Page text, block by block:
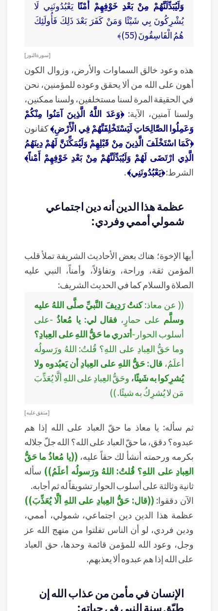
وَلَيُبَدِّلَنَّهُمْ مِنْ بَعْدِ خَوْفِهِمْ أَمْنًايَعْبُدُونَنِي لَا
يُشْرِكُونَ بِي شَيْئًا وَمَنْ كَفَرَ بَعْدَ ذَلِكَ فَأُولَئِكَ
هُمُ الْفَاسِقُونَ (55)﴾
[ سورة النور ]
هذه وعود خالق السماوات والأرض، وزوال الكون
أهون على الله من ألا يحقق وعوده للمؤمنين، نحن
في الحقيقة المرة لسنا مستخلفين، ولسنا ممكنين،
ولسنا آمنين، الآية: ﴿وَعَدَ اللَّهُ الَّذِينَ آمَنُوا مِنْكُمْ
وَعَمِلُوا الصَّالِحَاتِ لَيَسْتَخْلِفَنَّهُمْ فِي الْأَرْضِ﴾كقانون
﴿كَمَا اسْتَخْلَفَ الَّذِينَ مِنْ قَبْلِهِمْ وَلَيُمَكِّنَنَّ لَهُمْ دِينَهُمُ
الَّذِي ارْتَضَى لَهُمْ وَلَيُبَدِّلَنَّهُمْ مِنْ بَعْدِ خَوْفِهِمْ أَمْناً﴾
الشرط:﴿يَعْبُدُونَنِي﴾.
عظمة هذا الدين أنه دين اجتماعي
شمولي أممي وفردي:
أيها الإخوة؛ هناك بعض الأحاديث الشريفة تملأ قلب
المؤمن ثقة، وراحة، وتفاؤلاً، وأمناً، النبي عليه
الصلاة والسلام كما في الحديث الشريف:
(( عن معاذ:كنتُ رَدِيفَ النَّبيِّ صلَّى اللهُ عليه
وسلَّم على حمارٍ، فقال لي: يا مُعاذُ -على
أسلوب الحوار-أتدري ما حَقُّ اللهِ على العِبادِ؟
وما حَقُّ العِبادِ على اللهِ؟ قُلتُ: اللهُ ورَسولُه
أعلَمُ، قال: حَقُّ اللهِ على العِبادِ أن يَعبُدوه ولا
يُشرِكوا به شَيئًا، وحَقُّ العِبادِ على اللهِ ألَّا يُعَذِّبَ
مَن لا يُشرِكُ به شيئًا. ))
[ متفق عليه ]
ثم سأله: يا معاذ ما حقّ العباد على الله إذا هم
عبدوه؟ دقق، ما حقّ العباد على الله؟ الله جلّ جلاله
بكرمه ورحمته أنشأ لك حقاً عليه، ((يا مُعاذُ ما حَقُّ
العِبادِ على اللهِ؟ قُلتُ: اللهُ ورَسولُه أعلَمُ)) سأله
ثانية وثالثة على أسلوب الحوار تشويقاً له ثم أجابه.
الآن دققوا: ((قال: حَقُّ العِبادِ على اللهِ ألَّا يُعَذِّبَ))
عظمة هذا الدين دين اجتماعي، شمولي، أممي،
ودين فردي، لو أن الناس تفلتوا من منهج الله عز
وجل، وعود الله للمؤمن قائمة وحدها، حق العباد
على الله إذا هم عبدوه ألا يعذبهم.
الإنسان في مأمن من عذاب الله إن
طبّق سنة النبي في حياته: